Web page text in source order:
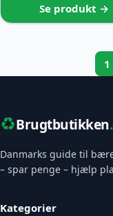
Se produkt →
1
♻️Brugtbutikken
Danmarks guide til
– spar penge – hjælp
Kategorier